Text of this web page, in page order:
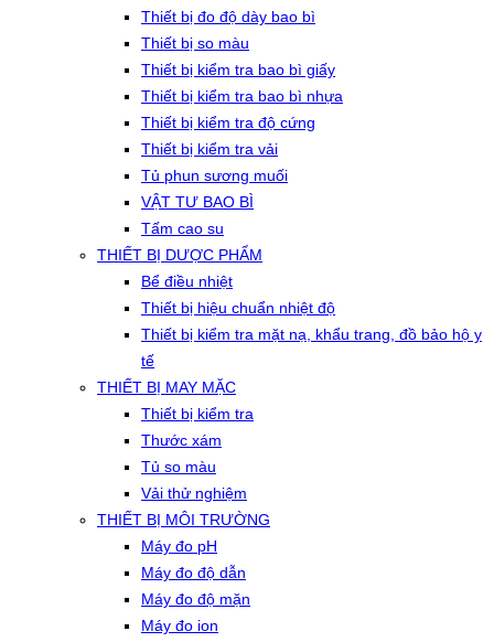
Thiết bị đo độ dày bao bì
Thiết bị so màu
Thiết bị kiểm tra bao bì giấy
Thiết bị kiểm tra bao bì nhựa
Thiết bị kiểm tra độ cứng
Thiết bị kiểm tra vải
Tủ phun sương muối
VẬT TƯ BAO BÌ
Tấm cao su
THIẾT BỊ DƯỢC PHẨM
Bể điều nhiệt
Thiết bị hiệu chuẩn nhiệt độ
Thiết bị kiểm tra mặt nạ, khẩu trang, đồ bảo hộ y
tế
THIẾT BỊ MAY MẶC
Thiết bị kiểm tra
Thước xám
Tủ so màu
Vải thử nghiệm
THIẾT BỊ MÔI TRƯỜNG
Máy đo pH
Máy đo độ dẫn
Máy đo độ mặn
Máy đo ion